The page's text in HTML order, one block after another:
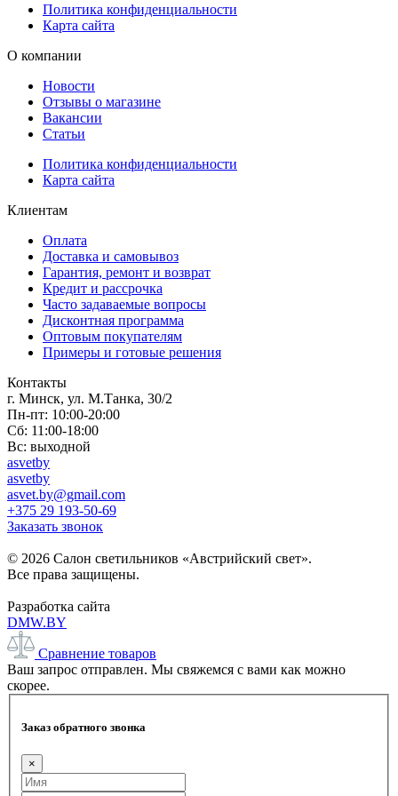
Политика конфиденциальности
Карта сайта
О компании
Новости
Отзывы о магазине
Вакансии
Статьи
Политика конфиденциальности
Карта сайта
Клиентам
Оплата
Доставка и самовывоз
Гарантия, ремонт и возврат
Кредит и рассрочка
Часто задаваемые вопросы
Дисконтная программа
Оптовым покупателям
Примеры и готовые решения
Контакты
г. Минск, ул. М.Танка, 30/2
Пн-пт: 10:00-20:00
Сб: 11:00-18:00
Вс: выходной
asvetby
asvetby
asvet.by@gmail.com
+375 29 193-50-69
Заказать звонок
© 2026 Салон светильников «Австрийский свет».
Все права защищены.
Разработка сайта
DMW.BY
Сравнение товаров
Ваш запрос отправлен. Мы свяжемся с вами как можно
скорее.
Заказ обратного звонка
×